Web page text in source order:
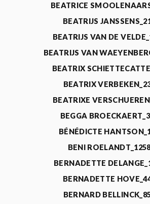
BEATRICE
BEATRIJS
BEATRIJS VAN DE
BEATRIJS VAN
BEATRIX
BEATRIX
BEATRIXE
BEGGA
BÉNÉDICTE
BENI
BERNADETTE
BERNADETTE
BERNARD